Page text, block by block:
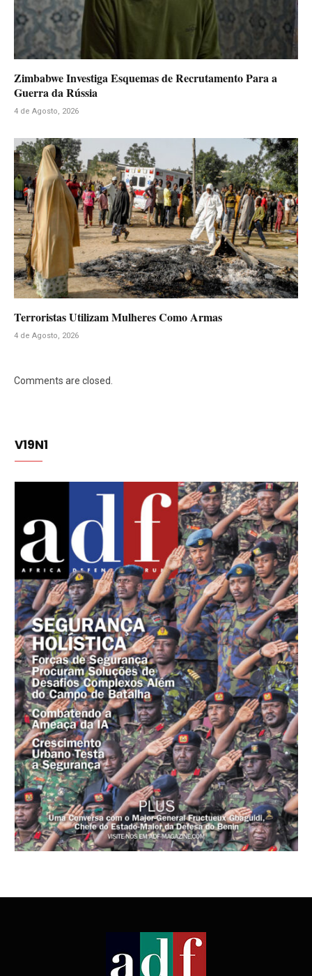
Zimbabwe Investiga Esquemas de Recrutamento Para a
Guerra da Rússia
4 de Agosto, 2026
Terroristas Utilizam Mulheres Como Armas
4 de Agosto, 2026
Comments are closed.
V19N1